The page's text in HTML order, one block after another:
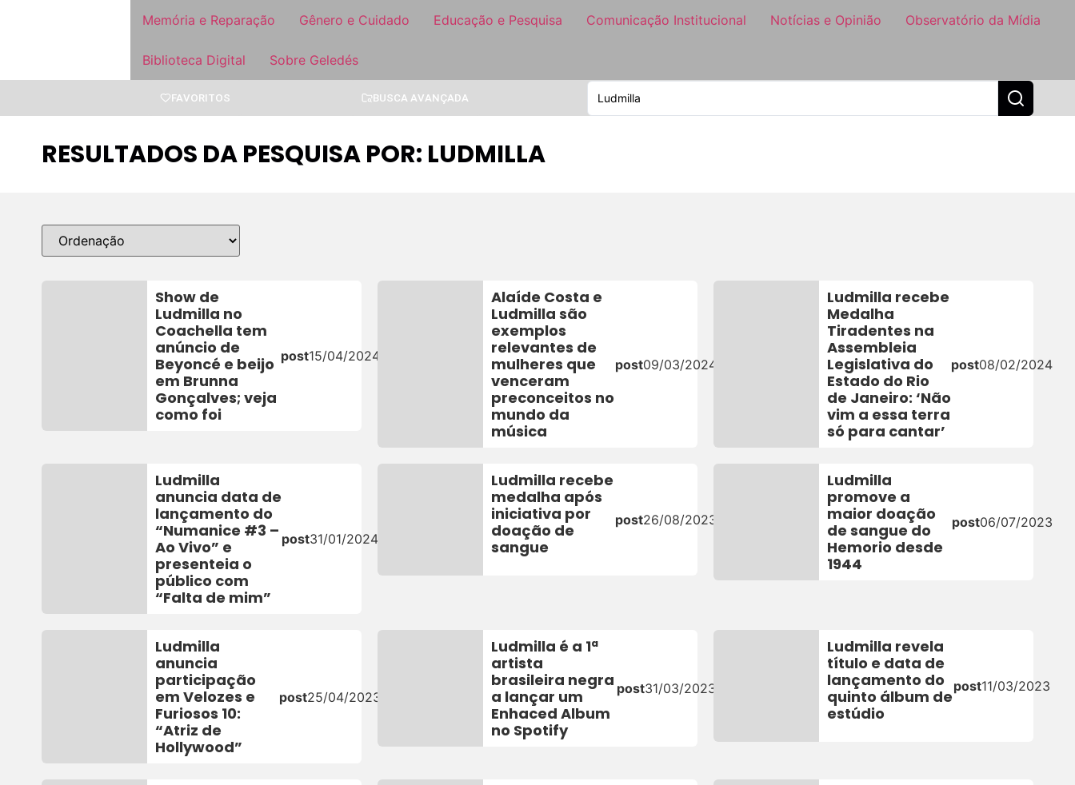
Memória e Reparação Gênero e Cuidado Educação e Pesquisa Comunicação Institucional Notícias e Opinião Observatório da Mídia
Biblioteca Digital Sobre Geledés
FAVORITOS BUSCA AVANÇADA
RESULTADOS DA PESQUISA POR: LUDMILLA
Show de
Ludmilla no
Coachella tem
anúncio de
Beyoncé e beijo
em Brunna
Gonçalves; veja
como foi
post15/04/2024
Alaíde Costa e
Ludmilla são
exemplos
relevantes de
mulheres que
venceram
preconceitos no
mundo da
música
post09/03/2024
Ludmilla recebe
Medalha
Tiradentes na
Assembleia
Legislativa do
Estado do Rio
de Janeiro: ‘Não
vim a essa terra
só para cantar’
post08/02/2024
Ludmilla
anuncia data de
lançamento do
“Numanice #3 –
Ao Vivo” e
presenteia o
público com
“Falta de mim”
post31/01/2024
Ludmilla recebe
medalha após
iniciativa por
doação de
sangue
post26/08/2023
Ludmilla
promove a
maior doação
de sangue do
Hemorio desde
1944
post06/07/2023
Ludmilla
anuncia
participação
em Velozes e
Furiosos 10:
“Atriz de
Hollywood”
post25/04/2023
Ludmilla é a 1ª
artista
brasileira negra
a lançar um
Enhaced Album
no Spotify
post31/03/2023
Ludmilla revela
título e data de
lançamento do
quinto álbum de
estúdio
post11/03/2023